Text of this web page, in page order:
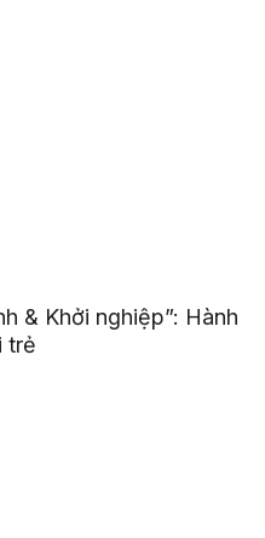
& Khởi nghiệp”: Hành
trẻ